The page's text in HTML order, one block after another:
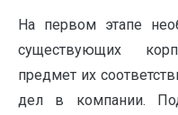
На первом этапе
существующих
предмет их
дел в компании.